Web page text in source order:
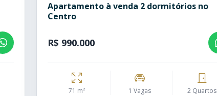
Apartamento à venda 2 dormitórios no
Centro
R$ 990.000
71 m² 1 Vagas 2 Quartos